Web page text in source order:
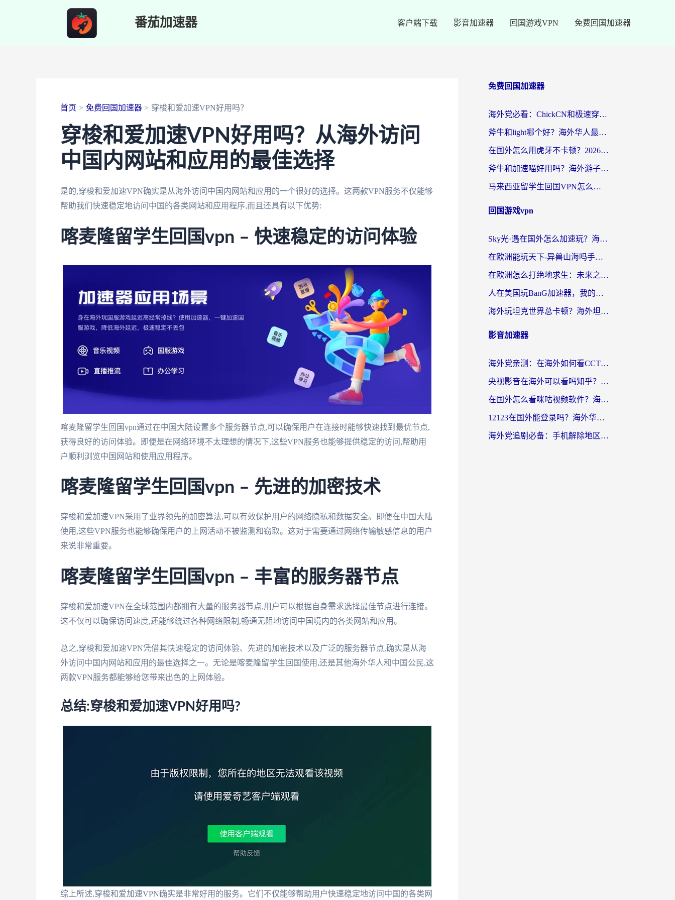
番茄加速器 客户端下载 影音加速器 回国游戏VPN 免费回国加速器
首页 免费回国加速器 穿梭和爱加速VPN好用吗？
穿梭和爱加速VPN好用吗？从海外访问
中国内网站和应用的最佳选择
是的,穿梭和爱加速VPN确实是从海外访问中国内网站和应用的一个很好的选择。这两款VPN服务不仅能够
帮助我们快速稳定地访问中国的各类网站和应用程序,而且还具有以下优势:
喀麦隆留学生回国vpn – 快速稳定的访问体验
喀麦隆留学生回国vpn通过在中国大陆设置多个服务器节点,可以确保用户在连接时能够快速找到最优节点,
获得良好的访问体验。即便是在网络环境不太理想的情况下,这些VPN服务也能够提供稳定的访问,帮助用
户顺利浏览中国网站和使用应用程序。
喀麦隆留学生回国vpn – 先进的加密技术
穿梭和爱加速VPN采用了业界领先的加密算法,可以有效保护用户的网络隐私和数据安全。即便在中国大陆
使用,这些VPN服务也能够确保用户的上网活动不被监测和窃取。这对于需要通过网络传输敏感信息的用户
来说非常重要。
喀麦隆留学生回国vpn – 丰富的服务器节点
穿梭和爱加速VPN在全球范围内都拥有大量的服务器节点,用户可以根据自身需求选择最佳节点进行连接。
这不仅可以确保访问速度,还能够绕过各种网络限制,畅通无阻地访问中国境内的各类网站和应用。
总之,穿梭和爱加速VPN凭借其快速稳定的访问体验、先进的加密技术以及广泛的服务器节点,确实是从海
外访问中国内网站和应用的最佳选择之一。无论是喀麦隆留学生回国使用,还是其他海外华人和中国公民,这
两款VPN服务都能够给您带来出色的上网体验。
总结:穿梭和爱加速VPN好用吗?
综上所述,穿梭和爱加速VPN确实是非常好用的服务。它们不仅能够帮助用户快速稳定地访问中国的各类网
免费回国加速器
海外党必看：ChickCN和极速穿梭VPN好用吗？3招教你选对回国加速器无缝刷国内资源
斧牛和light哪个好？海外华人最关心的回国加速器选择难题，一篇讲透
在国外怎么用虎牙不卡顿？2026海外华人亲测有效的回国加速器选择指南
斧牛和加速喵好用吗？海外游子的真实选择困境
马来西亚留学生回国VPN怎么选？3个避坑点+1款实测好用的加速器推荐
回国游戏vpn
Sky光·遇在国外怎么加速玩？海外党亲测有效的国服游戏加速指南
在欧洲能玩天下-异兽山海吗手游？海外玩家的加速器生存指南
在欧洲怎么打绝地求生：未来之役不卡？留学生亲测的加速器避坑指南
人在美国玩BanG加速器，我的延迟终于绿了
海外玩坦克世界总卡顿？海外坦克世界加速器有哪些？实测好用的选择在这里
影音加速器
海外党亲测：在海外如何看CCTV？告别“仅限大陆播放”的实用指南
央视影音在海外可以看吗知乎？留学生亲测：3步解决地域限制+追剧自由
在国外怎么看咪咕视频软件？海外党亲测有效的回国加速方案
12123在国外能登录吗？海外华人必看的回国加速实用指南
海外党追剧必备：手机解除地区限制app怎么选？解决央视视频&国内剧地区限制全指南